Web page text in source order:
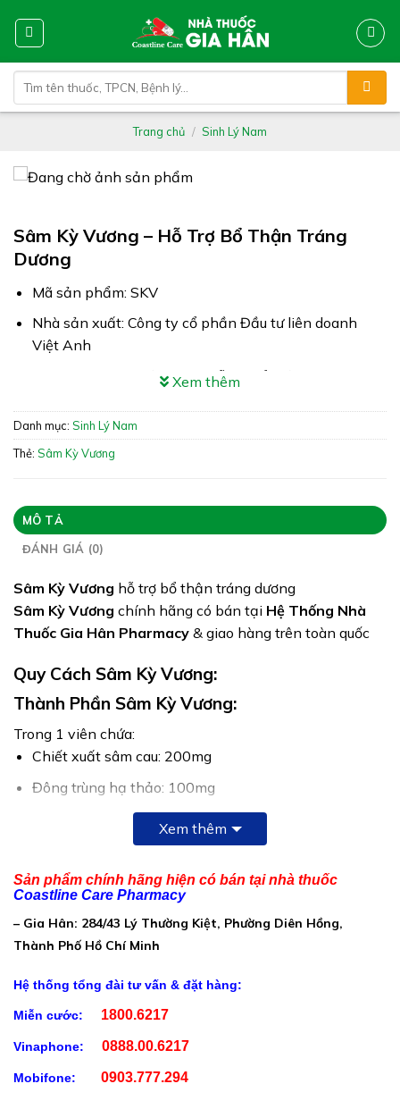
kiếm:
Trang chủ / Sinh Lý Nam
Sâm Kỳ Vương – Hỗ Trợ Bổ Thận Tráng
Dương
Mã sản phẩm: SKV
Nhà sản xuất: Công ty cổ phần Đầu tư liên doanh
Việt Anh
Công dụng: Sâm Kỳ Vương hỗ trợ bổ thận tráng dương
Xuất xứ: Việt Nam
Giấy phép: 1121/2018/ĐKSP
Xem thêm
Danh mục: Sinh Lý Nam
Thẻ: Sâm Kỳ Vương
MÔ TẢ
ĐÁNH GIÁ (0)
Sâm Kỳ Vương hỗ trợ bổ thận tráng dương
Sâm Kỳ Vương chính hãng có bán tại Hệ Thống Nhà
Thuốc Gia Hân Pharmacy & giao hàng trên toàn quốc
Quy Cách Sâm Kỳ Vương:
Thành Phần Sâm Kỳ Vương:
Trong 1 viên chứa:
Chiết xuất sâm cau: 200mg
Đông trùng hạ thảo: 100mg
Cao giềng giấng (Butea superba): 150mg
Cao sà xành tử: 100mg
Cao hoàng kỳ: 50mg
Kẽm picolinate: 30mg
Phụ liệu: Avicel, talc, PVP: 1100mg
Công Dụng Sâm Kỳ Vương:
bổ thận tráng dương
Hỗ trợ tăng cường sinh lực, hỗ trợ sinh lý nam
Xem thêm
Sản phẩm chính hãng hiện có bán tại nhà thuốc
Coastline Care Pharmacy
– Gia Hân: 284/43 Lý Thường Kiệt, Phường Diên Hồng,
Thành Phố Hồ Chí Minh
Hệ thống tổng đài tư vấn & đặt hàng:
Miễn cước: 1800.6217
Vinaphone: 0888.00.6217
Mobifone: 0903.777.294